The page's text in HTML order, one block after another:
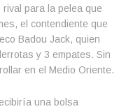
para la pelea que
el contendiente que
Badou Jack, quien
y 3 empates. Sin
en el Medio Oriente.
una bolsa